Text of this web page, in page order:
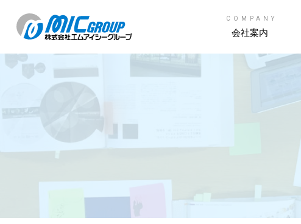
COMPANY
会社案内